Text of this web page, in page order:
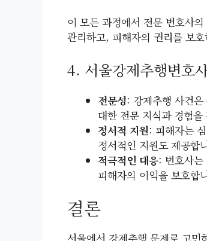
이 모든 과정에서 전문 변호사
관리하고, 피해자의 권리를 보
4. 서울강제추행변호
전문성: 강제추행 사건
대한 전문 지식과 경험
정서적 지원: 피해자는
정서적인 지원도 제공합
적극적인 대응: 변호사는
피해자의 이익을 보호합
결론
서울에서 강제추행 문제로 고